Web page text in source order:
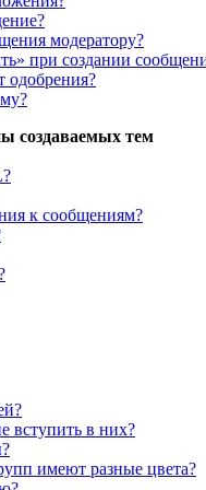
модератору?
при создании
одобрения?
создаваемых тем
к сообщениям?
вступить в них?
имеют разные цвета?